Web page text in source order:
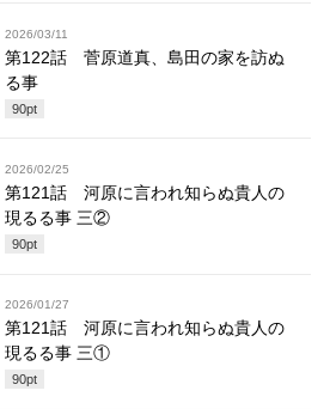
2026/03/11
第122話 菅原道真、島田の家を訪ぬ
る事
90pt
2026/02/25
第121話 河原に言われ知らぬ貴人の
現るる事 三②
90pt
2026/01/27
第121話 河原に言われ知らぬ貴人の
現るる事 三①
90pt